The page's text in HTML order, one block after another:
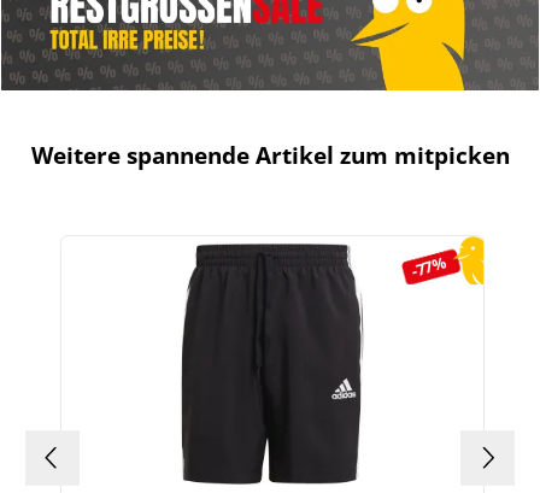
Weitere spannende Artikel zum mitpicken
Produktgalerie überspringen
-77%